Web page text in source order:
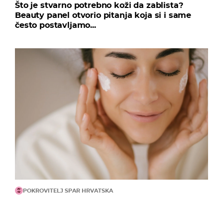
Što je stvarno potrebno koži da zablista?
Beauty panel otvorio pitanja koja si i same
često postavljamo...
POKROVITELJ SPAR HRVATSKA